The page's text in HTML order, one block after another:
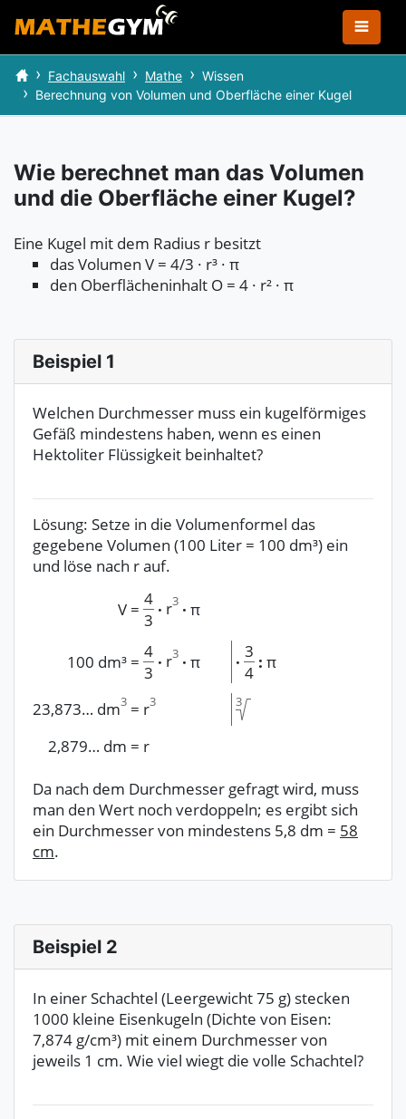
Fachauswahl Mathe
Wissen
Berechnung von Volumen und Oberfläche einer Kugel
Wie berechnet man das Volumen
und die Oberfläche einer Kugel?
Eine Kugel mit dem Radius r besitzt
das Volumen V = 4/3 · r³ · π
den Oberflächeninhalt O = 4 · r² · π
Beispiel 1
Welchen Durchmesser muss ein kugelförmiges
Gefäß mindestens haben, wenn es einen
Hektoliter Flüssigkeit beinhaltet?
Lösung: Setze in die Volumenformel das
gegebene Volumen (100 Liter = 100 dm³) ein
und löse nach r auf.
V =
4
3
· r3 · π
100 dm³ =
4
3
· r3 · π ·
3
4
: π
23,873… dm3 = r3 3
2,879… dm = r
Da nach dem Durchmesser gefragt wird, muss
man den Wert noch verdoppeln; es ergibt sich
ein Durchmesser von mindestens 5,8 dm = 58
cm.
Beispiel 2
In einer Schachtel (Leergewicht 75 g) stecken
1000 kleine Eisenkugeln (Dichte von Eisen:
7,874 g/cm³) mit einem Durchmesser von
jeweils 1 cm. Wie viel wiegt die volle Schachtel?